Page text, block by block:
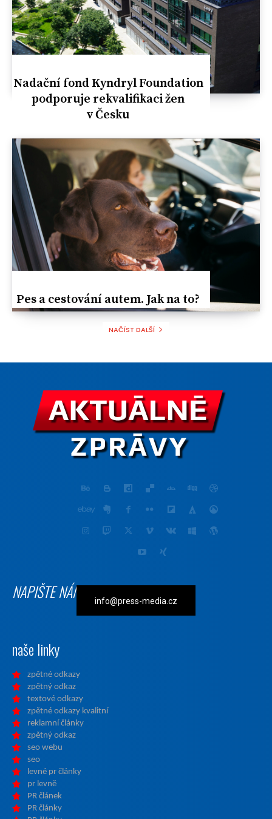
Nadační fond Kyndryl Foundation
podporuje rekvalifikaci žen
v Česku
Реs a cestování autem. Jak na to?
NAČÍST DALŠÍ
NAPIŠTE NÁM info@press-media.cz
naše linky
zpětné odkazy
zpětný odkaz
textové odkazy
zpětné odkazy kvalitní
reklamní články
zpětný odkaz
seo webu
seo
levné pr články
pr levně
PR článek
PR články